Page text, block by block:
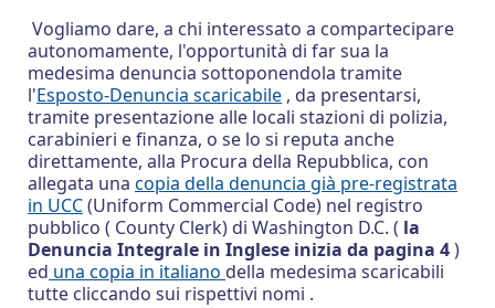
Vogliamo dare, a chi interessato a compartecipare
autonomamente, l'opportunità di far sua la
medesima denuncia sottoponendola tramite
l'Esposto-Denuncia scaricabile , da presentarsi,
tramite presentazione alle locali stazioni di polizia,
carabinieri e finanza, o se lo si reputa anche
direttamente, alla Procura della Repubblica, con
allegata una copia della denuncia già pre-registrata
in UCC(Uniform Commercial Code) nel registro
pubblico ( County Clerk) di Washington D.C. ( la
Denuncia Integrale in Inglese inizia da pagina 4)
ed una copia in italiano della medesima scaricabili
tutte cliccando sui rispettivi nomi .